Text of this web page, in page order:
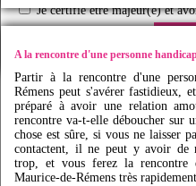
Je certifie être majeur(e) et
A la rencontre d'une personne
Partir à la rencontre d'une
Rémens peut s'avérer fastidieux,
préparé à avoir une relation
rencontre va-t-elle déboucher sur
chose est sûre, si vous ne laisser
contactent, il ne peut y avoir de
trop, et vous ferez la rencontre
Maurice-de-Rémens très